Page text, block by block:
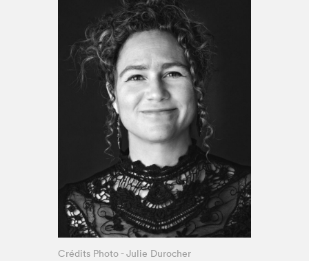
Crédits Photo - Julie Durocher